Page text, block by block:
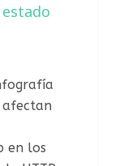
afectan
en los